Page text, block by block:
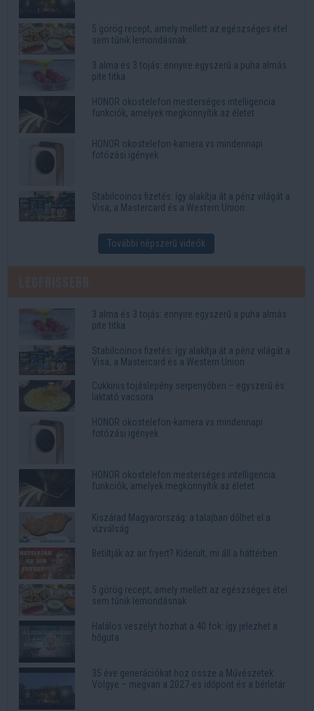
5 görög recept, amely mellett az egészséges étel
sem tűnik lemondásnak
3 alma és 3 tojás: ennyire egyszerű a puha almás
pite titka
HONOR okostelefon mesterséges intelligencia
funkciók, amelyek megkönnyítik az életet
HONOR okostelefon-kamera vs mindennapi
fotózási igények
Stabilcoinos fizetés: így alakítja át a pénz világát a
Visa, a Mastercard és a Western Union
További népszerű videók
3 alma és 3 tojás: ennyire egyszerű a puha almás
pite titka
Stabilcoinos fizetés: így alakítja át a pénz világát a
Visa, a Mastercard és a Western Union
Cukkinis tojáslepény serpenyőben – egyszerű és
laktató vacsora
HONOR okostelefon-kamera vs mindennapi
fotózási igények
HONOR okostelefon mesterséges intelligencia
funkciók, amelyek megkönnyítik az életet
Kiszárad Magyarország: a talajban dőlhet el a
vízválság
Betiltják az air fryert? Kiderült, mi áll a háttérben
5 görög recept, amely mellett az egészséges étel
sem tűnik lemondásnak
Halálos veszélyt hozhat a 40 fok: így jelezhet a
hőguta
35 éve generációkat hoz össze a Művészetek
Völgye – megvan a 2027-es időpont és a bérletár